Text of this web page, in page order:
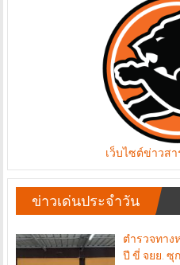
เว็บไซต์ข่าวส
ข่าวเด่นประจำวัน
ตำรวจทาง
ปี ขี่ จยย. ซุ